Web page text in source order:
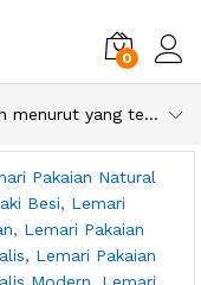
0
Urutkan menurut yang terbaru